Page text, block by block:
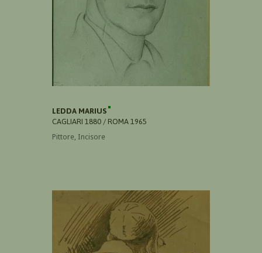
LEDDA MARIUS
CAGLIARI 1880 / ROMA 1965
Pittore, Incisore